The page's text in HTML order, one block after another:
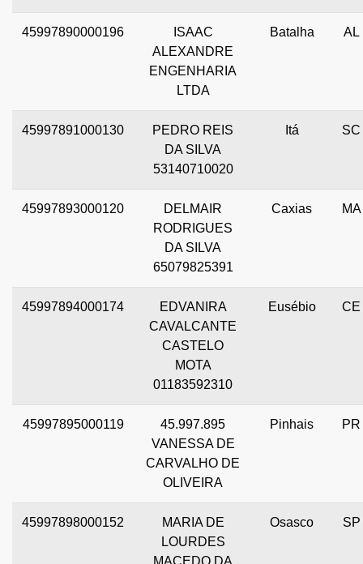
45997890000196
ISAAC
ALEXANDRE
ENGENHARIA
LTDA
Batalha AL
45997891000130
PEDRO REIS
DA SILVA
53140710020
Itá SC
45997893000120
DELMAIR
RODRIGUES
DA SILVA
65079825391
Caxias MA
45997894000174
EDVANIRA
CAVALCANTE
CASTELO
MOTA
01183592310
Eusébio CE
45997895000119
45.997.895
VANESSA DE
CARVALHO DE
OLIVEIRA
Pinhais PR
45997898000152
MARIA DE
LOURDES
MACEDO DA
Osasco SP